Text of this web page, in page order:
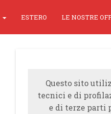
ESTERO LE NOSTRE
Questo sito
tecnici e di
e di terze parti